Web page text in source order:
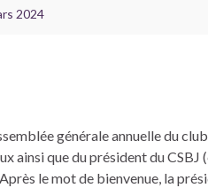
2024
générale annuelle du
ainsi que du président du
le mot de bienvenue, la